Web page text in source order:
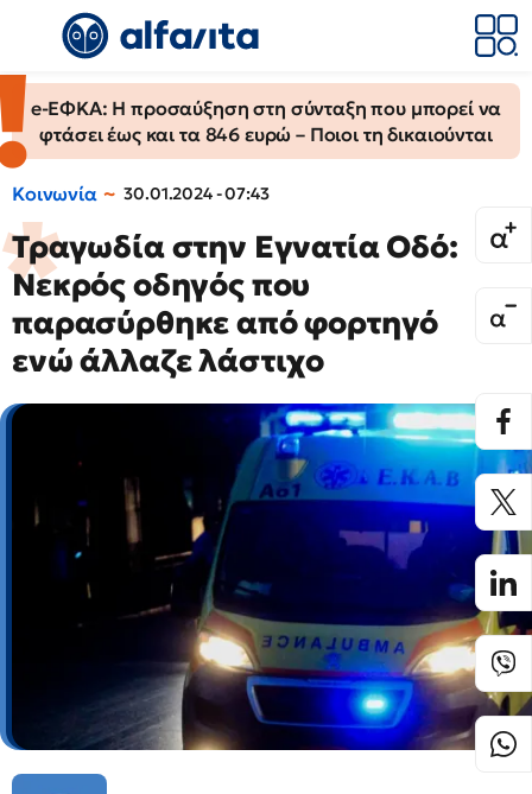
e-ΕΦΚΑ: Η προσαύξηση στη σύνταξη που μπορεί να
φτάσει έως και τα 846 ευρώ – Ποιοι τη δικαιούνται
Κοινωνία 30.01.2024 - 07:43
Τραγωδία στην Εγνατία Οδό:
Νεκρός οδηγός που
παρασύρθηκε από φορτηγό
ενώ άλλαζε λάστιχo